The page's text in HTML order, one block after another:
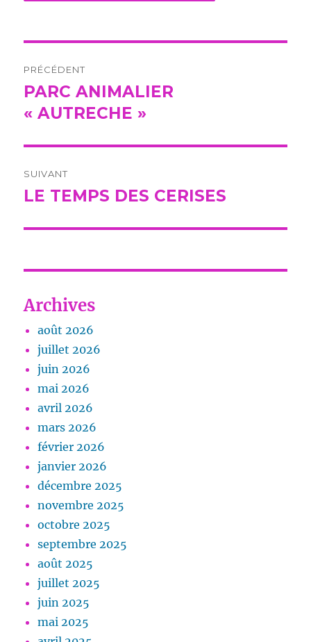
de
l’article
PRÉCÉDENT
Publication
précédente :
PARC ANIMALIER
« AUTRECHE »
SUIVANT
Publication
LE TEMPS DES CERISES
Archives
août 2026
juillet 2026
juin 2026
mai 2026
avril 2026
mars 2026
février 2026
janvier 2026
décembre 2025
novembre 2025
octobre 2025
septembre 2025
août 2025
juillet 2025
juin 2025
mai 2025